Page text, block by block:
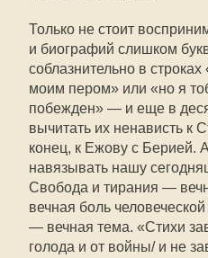
Только не стоит
и биографий слишком
соблазнительно в
моим пером» или «но я
побежден» — и еще в
вычитать их ненависть к
конец, к Ежову с Берией.
навязывать нашу
Свобода и тирания —
вечная боль
— вечная тема. «Стихи
голода и от войны/ и не